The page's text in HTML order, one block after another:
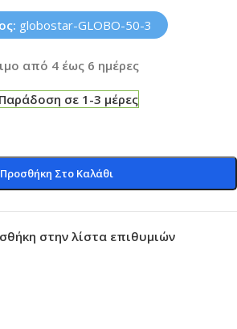
globostar-GLOBO-50-3
από 4 έως 6 ημέρες
σε 1-3 μέρες
Προσθήκη Στο Καλάθι
στην λίστα επιθυμιών